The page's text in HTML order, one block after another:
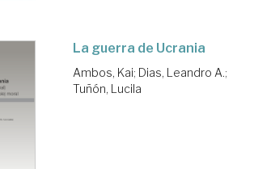
La guerra de Ucrania
Ambos, Kai; Dias, Leandro A.;
Tuñón, Lucila